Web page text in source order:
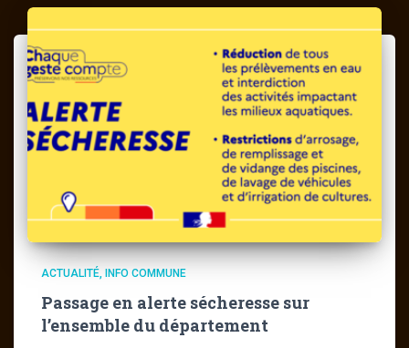
ACTUALITÉ INFO COMMUNE
Passage en alerte sécheresse sur
l’ensemble du département